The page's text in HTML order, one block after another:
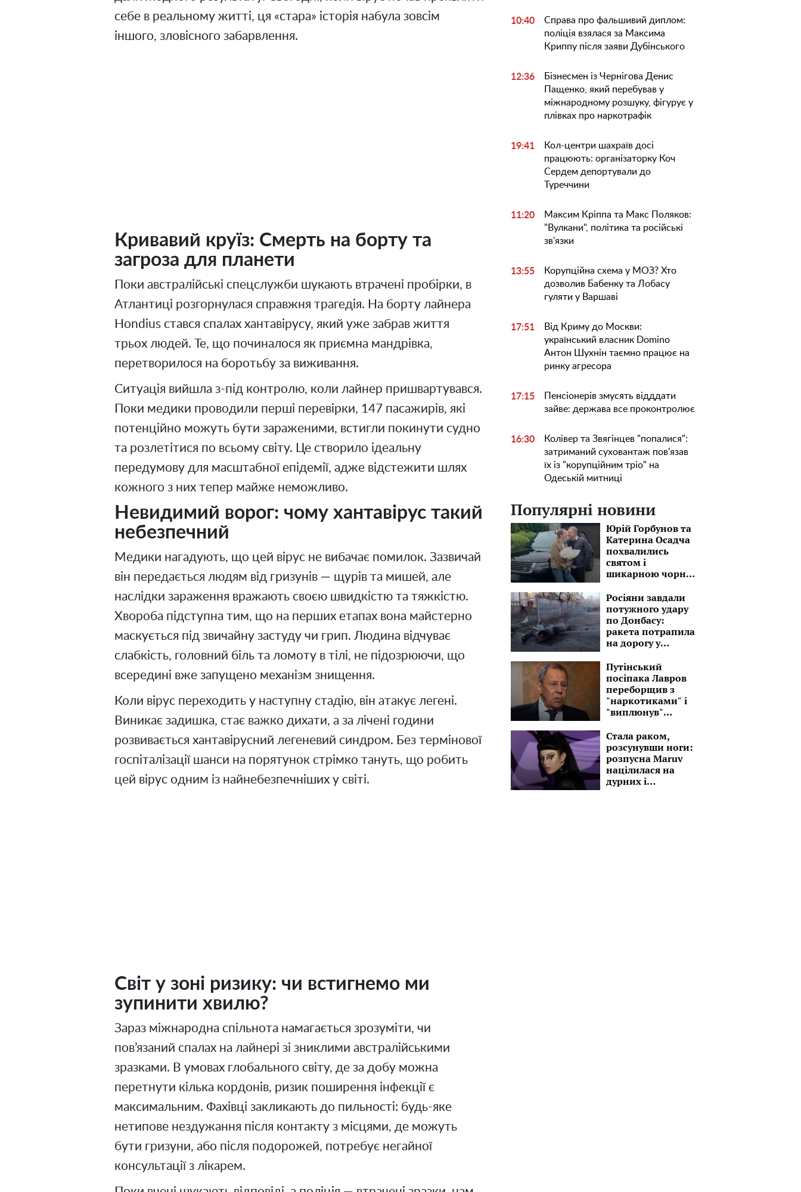
себе в реальному житті, ця «стара» історія набула зовсім
іншого, зловісного забарвлення.
Кривавий круїз: Смерть на борту та
загроза для планети
Поки австралійські спецслужби шукають втрачені пробірки, в
Атлантиці розгорнулася справжня трагедія. На борту лайнера
Hondius стався спалах хантавірусу, який уже забрав життя
трьох людей. Те, що починалося як приємна мандрівка,
перетворилося на боротьбу за виживання.
Ситуація вийшла з-під контролю, коли лайнер пришвартувався.
Поки медики проводили перші перевірки, 147 пасажирів, які
потенційно можуть бути зараженими, встигли покинути судно
та розлетітися по всьому світу. Це створило ідеальну
передумову для масштабної епідемії, адже відстежити шлях
кожного з них тепер майже неможливо.
Невидимий ворог: чому хантавірус такий
небезпечний
Медики нагадують, що цей вірус не вибачає помилок. Зазвичай
він передається людям від гризунів — щурів та мишей, але
наслідки зараження вражають своєю швидкістю та тяжкістю.
Хвороба підступна тим, що на перших етапах вона майстерно
маскується під звичайну застуду чи грип. Людина відчуває
слабкість, головний біль та ломоту в тілі, не підозрюючи, що
всередині вже запущено механізм знищення.
Коли вірус переходить у наступну стадію, він атакує легені.
Виникає задишка, стає важко дихати, а за лічені години
розвивається хантавірусний легеневий синдром. Без термінової
госпіталізації шанси на порятунок стрімко тануть, що робить
цей вірус одним із найнебезпечніших у світі.
Світ у зоні ризику: чи встигнемо ми
зупинити хвилю?
Зараз міжнародна спільнота намагається зрозуміти, чи
пов’язаний спалах на лайнері зі зниклими австралійськими
зразками. В умовах глобального світу, де за добу можна
перетнути кілька кордонів, ризик поширення інфекції є
максимальним. Фахівці закликають до пильності: будь-яке
нетипове нездужання після контакту з місцями, де можуть
бути гризуни, або після подорожей, потребує негайної
консультації з лікарем.
10:40
Справа про фальшивий диплом:
поліція взялася за Максима
Криппу після заяви Дубінського
12:36
Бізнесмен із Чернігова Денис
Пащенко, який перебував у
міжнародному розшуку, фігурує у
плівках про наркотрафік
19:41
Кол-центри шахраїв досі
працюють: організаторку Коч
Сердем депортували до
Туреччини
11:20
Максим Кріппа та Макс Поляков:
"Вулкани", політика та російські
зв'язки
13:55
Корупційна схема у МОЗ? Хто
дозволив Бабенку та Лобасу
гуляти у Варшаві
17:51
Від Криму до Москви:
український власник Domino
Антон Шухнін таємно працює на
ринку агресора
17:15
Пенсіонерів змусять відддати
зайве: держава все проконтролює
16:30
Колівер та Звягінцев "попалися":
затриманий суховантаж пов'язав
їх із "корупційним тріо" на
Одеській митниці
Популярні новини
Юрій Горбунов та
Катерина Осадча
похвалились
святом і
шикарною чорню
знов в дорогу!"
Росіяни завдали
потужного удару
по Донбасу:
ракета потрапила
на дорогу у
секторі
Путінський
посіпака Лавров
переборщив з
"наркотиками" і
"виплюнув"
про війну: "Ми не
вторгалися"
Стала раком,
розсунувши ноги:
розпусна Maruv
націлилася на
дурних і